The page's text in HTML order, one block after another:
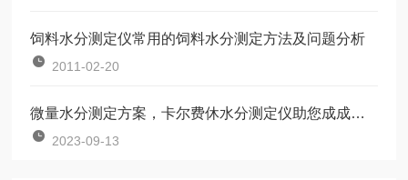
饲料水分测定仪常用的饲料水分测定方法及问题分析
2011-02-20
微量水分测定方案，卡尔费休水分测定仪助您成成为行业耀眼的那颗星
2023-09-13